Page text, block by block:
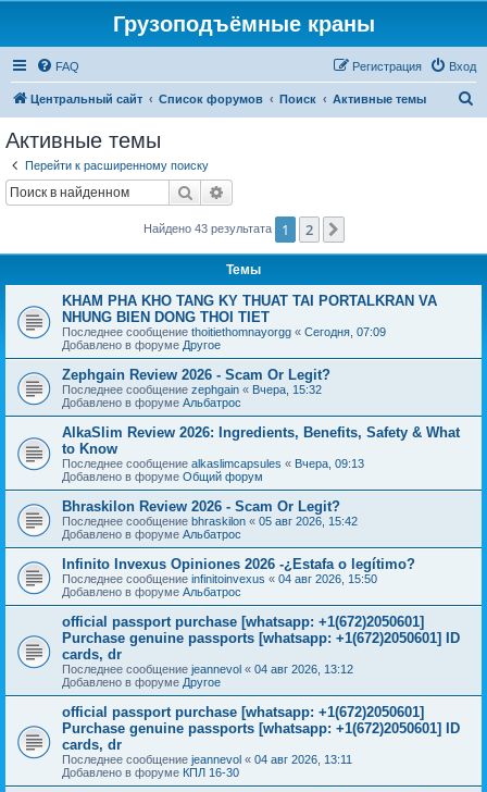
Грузоподъёмные краны
FAQ Вход
Регистрация
Центральный сайт Список форумов Поиск Активные темы
Активные темы
Перейти к расширенному поиску
Поиск
Найдено 43 результата 1 2
Темы
KHAM PHA KHO TANG KY THUAT TAI PORTALKRAN VA
NHUNG BIEN DONG THOI TIET
Последнее сообщение thoitiethomnayorgg « Сегодня, 07:09
Добавлено в форуме Другое
Zephgain Review 2026 - Scam Or Legit?
Последнее сообщение zephgain « Вчера, 15:32
Добавлено в форуме Альбатрос
AlkaSlim Review 2026: Ingredients, Benefits, Safety & What
to Know
Последнее сообщение alkaslimcapsules « Вчера, 09:13
Добавлено в форуме Общий форум
Bhraskilon Review 2026 - Scam Or Legit?
Последнее сообщение bhraskilon « 05 авг 2026, 15:42
Добавлено в форуме Альбатрос
Infinito Invexus Opiniones 2026 -¿Estafa o legítimo?
Последнее сообщение infinitoinvexus « 04 авг 2026, 15:50
Добавлено в форуме Альбатрос
official passport purchase [whatsapp: +1(672)2050601]
Purchase genuine passports [whatsapp: +1(672)2050601] ID
cards, dr
Последнее сообщение jeannevol « 04 авг 2026, 13:12
Добавлено в форуме Другое
official passport purchase [whatsapp: +1(672)2050601]
Purchase genuine passports [whatsapp: +1(672)2050601] ID
cards, dr
Последнее сообщение jeannevol « 04 авг 2026, 13:11
Добавлено в форуме КПЛ 16-30